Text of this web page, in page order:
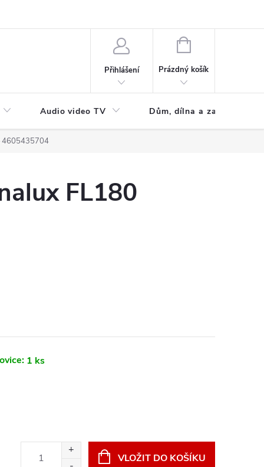
Přihlášení
NÁKUPNÍ
Prázdný košík
Audio video TV Dům, dílna a zahrada
4605435704
FL180
1 ks
VLOŽIT DO KOŠÍKU